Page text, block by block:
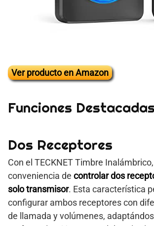
Ver producto en Amazon
Funciones Destacadas
Dos Receptores
Con el TECKNET Timbre
conveniencia de controlar dos
solo transmisor. Esta característica
configurar ambos receptores con
de llamada y volúmenes,